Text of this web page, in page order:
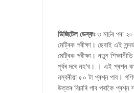
ডিজিটেল ডেস্কঃ ৩ মাৰ্চৰ পৰা
মেট্ৰিক পৰীক্ষা। ছেবাই এই
মেট্ৰিক পৰীক্ষা। নতুন
পূৰ্বৰ দৰে নহ'ব। । এই প্ৰশ্ন
নম্বৰীয়া ৫০ টা প্ৰশ্ন পাব।
উত্তৰ বিচাৰি পাব পৰাকৈ প্ৰশ্ন